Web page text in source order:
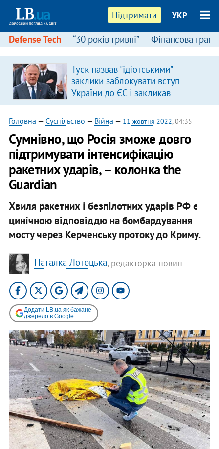
Підтримати УКР
Defense Tech “30 років гривні” Фінансова
Туск назвав "ідіотськими"
заклики заблокувати вступ
України до ЄС і закликав
припинити антиукраїнську
риторику
Головна — Суспільство — Війна — 11 жовтня 2022, 04:35
Cумнівно, що Росія зможе довго
підтримувати інтенсифікацію
ракетних ударів, – колонка the
Guardian
Хвиля ракетних і безпілотних ударів РФ є
цинічною відповіддю на бомбардування
мосту через Керченську протоку до Криму.
Наталка Лотоцька, редакторка новин
Додати LB.ua як бажане
джерело в Google